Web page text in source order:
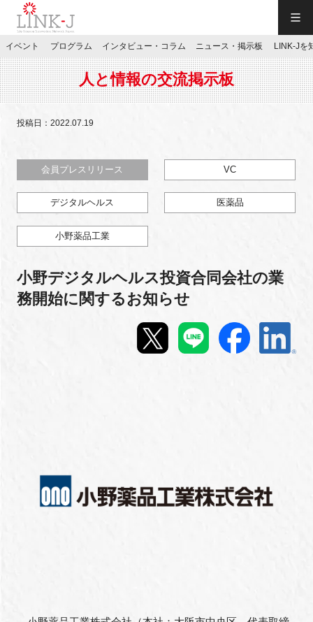
JP／EN
特別会員専用メニュー
施設ご予約
マイページ
ニュース・掲示板
イベント プログラム インタビュー・コラム ニュース・掲示板 LINK-Jを
人と情報の交流掲示板
投稿日：2022.07.19
会員プレスリリース VC
デジタルヘルス 医薬品
小野薬品工業
小野デジタルヘルス投資合同会社の業
務開始に関するお知らせ